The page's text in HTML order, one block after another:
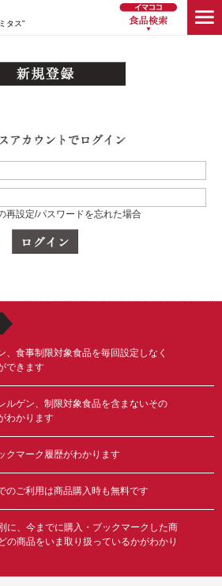
タス”
再設定/パスワードを忘れた場合
、食事制限対象食品を毎回設定しなく
できます
ルゲン、制限対象食品を含まないその
わかります
クマーク履歴がわかります
のご利用は商品購入時も無料です
に、今までに購入・ブックマークした商
の商品をいま取り扱っているかがわかり